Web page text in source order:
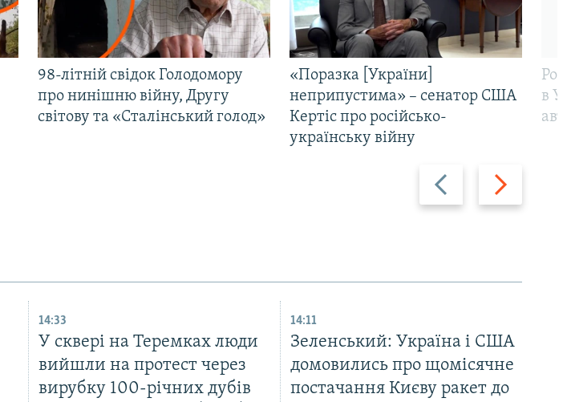
Назад Вперед
98-літній свідок Голодомору
про нинішню війну, Другу
світову та «Сталінський голод»
«Поразка [України]
неприпустима» – сенатор США
Кертіс про російсько-
українську війну
в
14:33
У сквері на Теремках люди
вийшли на протест через
вирубку 100-річних дубів
14:11
Зеленський: Україна і США
домовились про щомісячне
постачання Києву ракет до